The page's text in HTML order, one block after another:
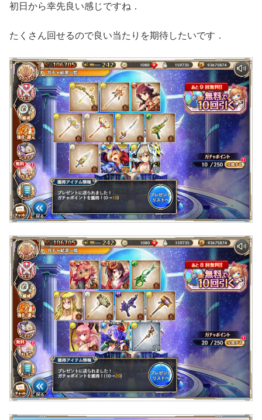
初日から幸先良い感じですね．
たくさん回せるので良い当たりを期待したいです．